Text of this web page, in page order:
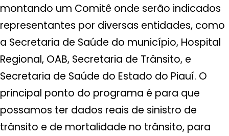
montando um Comitê onde serão indicados
representantes por diversas entidades, como
a Secretaria de Saúde do município, Hospital
Regional, OAB, Secretaria de Trânsito, e
Secretaria de Saúde do Estado do Piauí. O
principal ponto do programa é para que
possamos ter dados reais de sinistro de
trânsito e de mortalidade no trânsito, para